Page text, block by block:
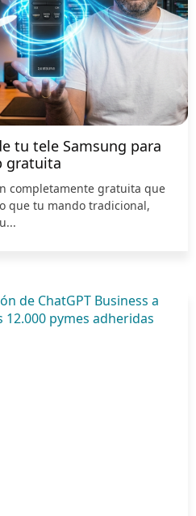
tu tele Samsung para
gratuita
completamente gratuita que
que tu mando tradicional,